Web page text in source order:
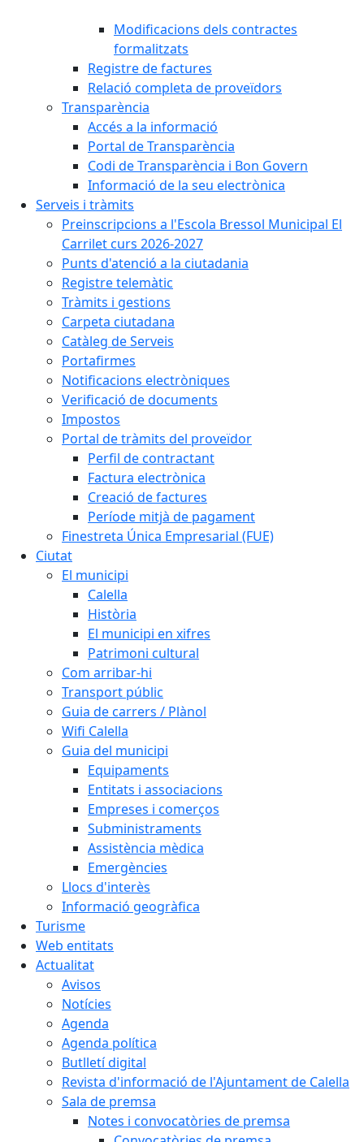
Modificacions dels contractes
formalitzats
Registre de factures
Relació completa de proveïdors
Transparència
Accés a la informació
Portal de Transparència
Codi de Transparència i Bon Govern
Informació de la seu electrònica
Serveis i tràmits
Preinscripcions a l'Escola Bressol Municipal El
Carrilet curs 2026-2027
Punts d'atenció a la ciutadania
Registre telemàtic
Tràmits i gestions
Carpeta ciutadana
Catàleg de Serveis
Portafirmes
Notificacions electròniques
Verificació de documents
Impostos
Portal de tràmits del proveïdor
Perfil de contractant
Factura electrònica
Creació de factures
Període mitjà de pagament
Finestreta Única Empresarial (FUE)
Ciutat
El municipi
Calella
Història
El municipi en xifres
Patrimoni cultural
Com arribar-hi
Transport públic
Guia de carrers / Plànol
Wifi Calella
Guia del municipi
Equipaments
Entitats i associacions
Empreses i comerços
Subministraments
Assistència mèdica
Emergències
Llocs d'interès
Informació geogràfica
Turisme
Web entitats
Actualitat
Avisos
Notícies
Agenda
Agenda política
Butlletí digital
Revista d'informació de l'Ajuntament de Calella
Sala de premsa
Notes i convocatòries de premsa